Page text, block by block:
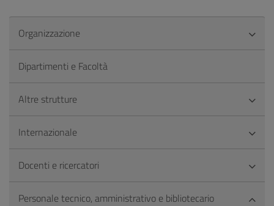
Organizzazione
Dipartimenti e Facoltà
Altre strutture
Internazionale
Docenti e ricercatori
Personale tecnico, amministrativo e bibliotecario